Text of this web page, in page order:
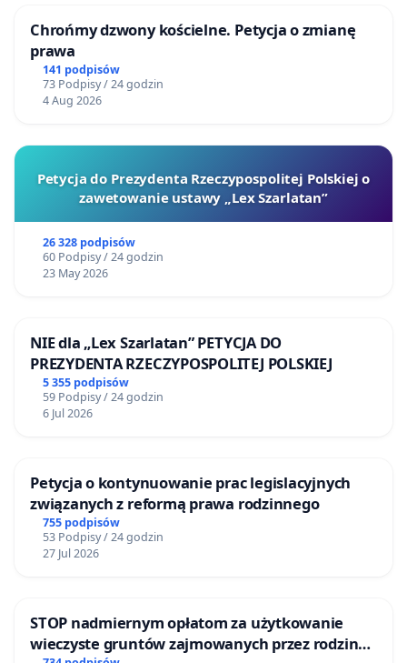
Chrońmy dzwony kościelne. Petycja o zmianę
prawa
141 podpisów
73 Podpisy / 24 godzin
4 Aug 2026
Petycja do Prezydenta Rzeczypospolitej Polskiej o
zawetowanie ustawy „Lex Szarlatan”
26 328 podpisów
60 Podpisy / 24 godzin
23 May 2026
NIE dla „Lex Szarlatan” PETYCJA DO
PREZYDENTA RZECZYPOSPOLITEJ POLSKIEJ
5 355 podpisów
59 Podpisy / 24 godzin
6 Jul 2026
Petycja o kontynuowanie prac legislacyjnych
związanych z reformą prawa rodzinnego
755 podpisów
53 Podpisy / 24 godzin
27 Jul 2026
STOP nadmiernym opłatom za użytkowanie
wieczyste gruntów zajmowanych przez rodzinne